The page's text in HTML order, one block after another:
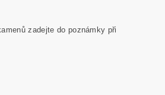
zadejte do poznámky při